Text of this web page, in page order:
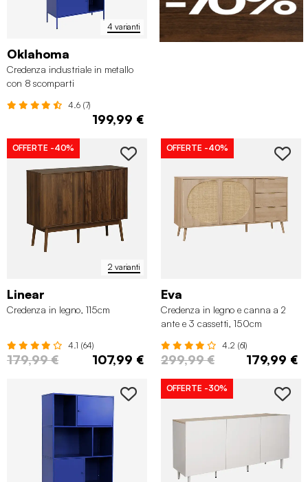
4 varianti
Oklahoma
Credenza industriale in metallo
con 8 scomparti
4.6 (7)
199,99 €
2 varianti
OFFERTE -40%
Linear
Credenza in legno, 115cm
4.1 (64)
179,99 € 107,99 €
OFFERTE -40%
Eva
Credenza in legno e canna a 2
ante e 3 cassetti, 150cm
4.2 (61)
299,99 € 179,99 €
OFFERTE -30%